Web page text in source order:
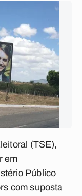
(TSE),
em
Público
com suposta